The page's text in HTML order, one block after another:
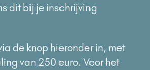
dit bij je inschrijving
de knop hieronder in, met
van 250 euro. Voor het